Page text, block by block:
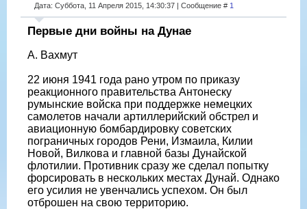
Дата: Суббота, 11 Апреля 2015, 14:30:37 | Сообщение # 1
Первые дни войны на Дунае
А. Вахмут
22 июня 1941 года рано утром по приказу
реакционного правительства Антонеску
румынские войска при поддержке немецких
самолетов начали артиллерийский обстрел и
авиационную бомбардировку советских
пограничных городов Рени, Измаила, Килии
Новой, Вилкова и главной базы Дунайской
флотилии. Противник сразу же сделал попытку
форсировать в нескольких местах Дунай. Однако
его усилия не увенчались успехом. Он был
отброшен на свою территорию.